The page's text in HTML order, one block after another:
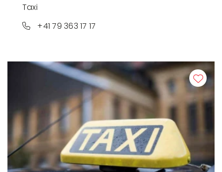
Taxi
+41 79 363 17 17